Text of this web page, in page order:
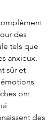
des
tels que
anxieux.
sûr et
ont
des